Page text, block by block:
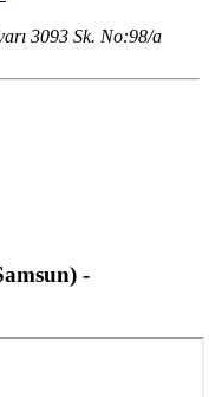
3093 Sk. No:98/a
-